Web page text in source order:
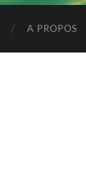
A PROPOS